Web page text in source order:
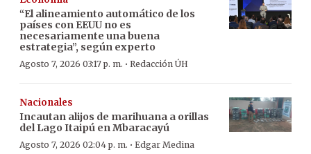
“El alineamiento automático de los
países con EEUU no es
necesariamente una buena
estrategia”, según experto
Agosto 7, 2026 03:17 p. m. · Redacción ÚH
Nacionales
Incautan alijos de marihuana a orillas
del Lago Itaipú en Mbaracayú
Agosto 7, 2026 02:04 p. m. · Edgar Medina